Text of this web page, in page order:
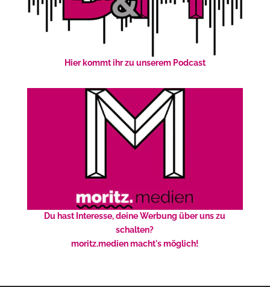
Hier kommt ihr zu unserem Podcast
Du hast Interesse, deine Werbung über uns zu
schalten?
moritz.medien macht's möglich!